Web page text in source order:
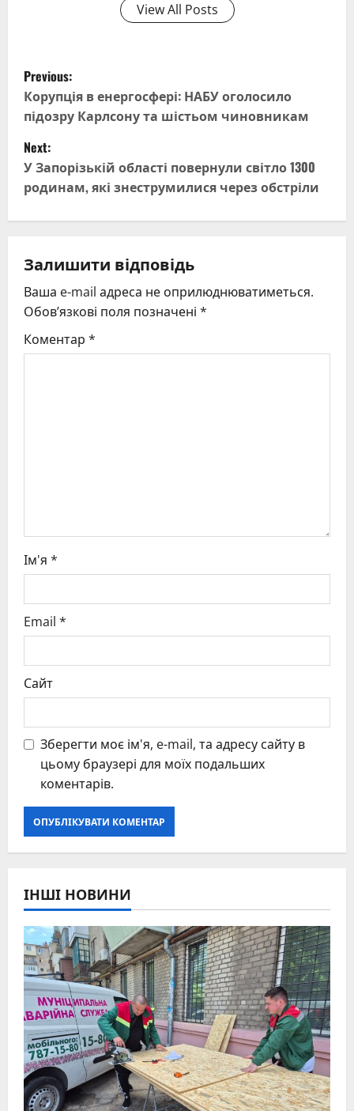
View All Posts
P
o
s
t
n
v
i
g
Previous:
Корупція в енергосфері: НАБУ оголосило
підозру Карлсону та шістьом чиновникам
Next:
У Запорізькій області повернули світло 1300
родинам, які знеструмилися через обстріли
Залишити відповідь
Ваша e-mail адреса не оприлюднюватиметься.
Обов’язкові поля позначені *
Коментар *
Ім'я *
Email *
Сайт
Зберегти моє ім'я, e-mail, та адресу сайту в
цьому браузері для моїх подальших
коментарів.
ІНШІ НОВИНИ